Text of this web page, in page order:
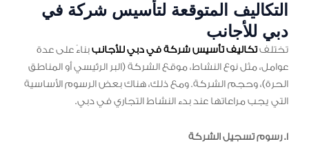
التكاليف المتوقعة لتأسيس شركة في
دبي للأجانب
تختلفتكاليف تأسيس شركة في دبي للأجانببناءً على عدة
عوامل، مثل نوع النشاط، موقع الشركة (البر الرئيسي أو المناطق
الحرة)، وحجم الشركة. ومع ذلك، هناك بعض الرسوم الأساسية
التي يجب مراعاتها عند بدء النشاط التجاري في دبي.
1. رسوم تسجيل الشركة